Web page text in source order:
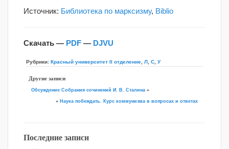
Источник: Библиотека по марксизму, Biblio
Скачать — PDF — DJVU
Рубрики: Красный университет II отделение Л С У
Другие записи
Обсуждение Собрания сочинений И. В. Сталина «
» Наука побеждать. Курс коммунизма в вопросах и ответах
Последние записи